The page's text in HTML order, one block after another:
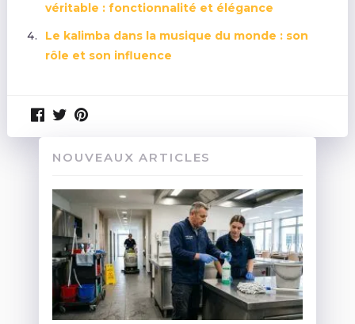
véritable : fonctionnalité et élégance
Le kalimba dans la musique du monde : son
rôle et son influence
NOUVEAUX ARTICLES